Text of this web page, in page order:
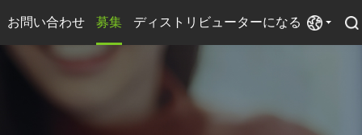
電源
お問い合わせ 募集 ディストリビューターになる